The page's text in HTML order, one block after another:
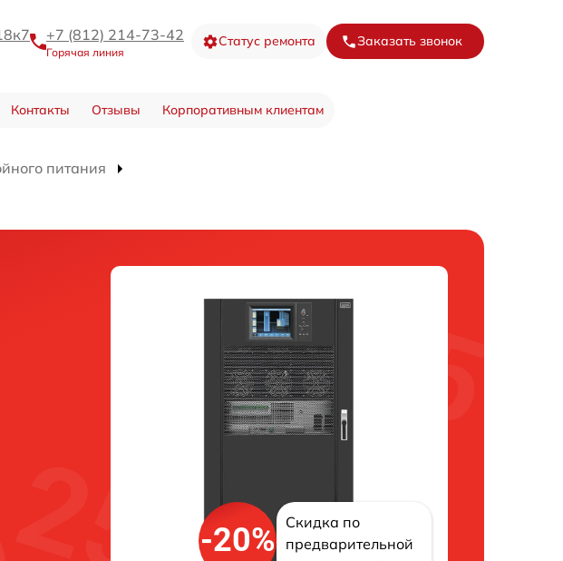
+7 (812) 214-73-42
Горячая линия
Статус ремонта Заказать звонок
Контакты Отзывы Корпоративным клиентам
питания
-20%
Скидка по
предварительной